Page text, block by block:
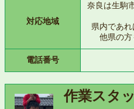
対応地域
奈良は生駒
県内であれ
他県の方
電話番号
作業スタ